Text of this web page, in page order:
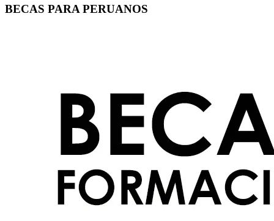
BECAS PARA PERUANOS